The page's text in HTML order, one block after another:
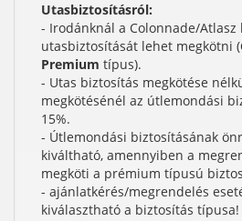
Utasbiztosításról:
- Irodánknál a Colonnade/Atlasz
utasbiztosítását lehet megkötni (
Premium típus).
- Utas biztosítás megkötése
megkötésénél az útlemondási
15%.
- Útlemondási biztosításának
kiváltható, amennyiben a
megköti a prémium típusú
- ajánlatkérés/megrendelés
kiválasztható a biztosítás típusa!